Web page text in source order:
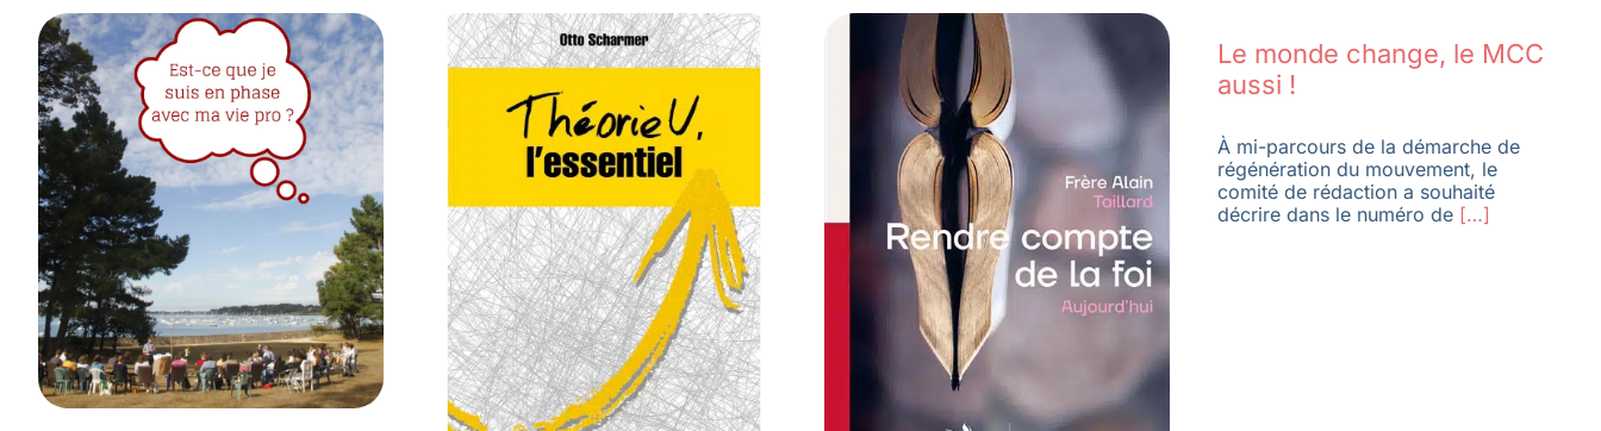
Le monde change, le MCC
aussi !
À mi-parcours de la démarche de
régénération du mouvement, le
comité de rédaction a souhaité
décrire dans le numéro de[…]